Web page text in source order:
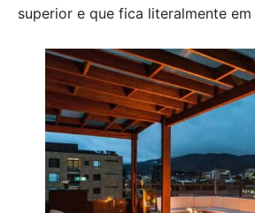
superior e que fica literalmente